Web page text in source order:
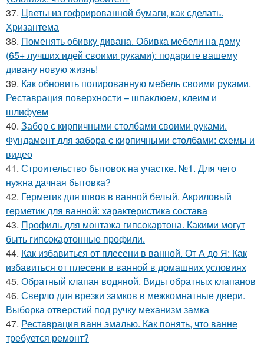
37. Цветы из гофрированной бумаги, как сделать.
Хризантема
38. Поменять обивку дивана. Обивка мебели на дому
(65+ лучших идей своими руками): подарите вашему
дивану новую жизнь!
39. Как обновить полированную мебель своими руками.
Реставрация поверхности – шпаклюем, клеим и
шлифуем
40. Забор с кирпичными столбами своими руками.
Фундамент для забора с кирпичными столбами: схемы и
видео
41. Строительство бытовок на участке. №1. Для чего
нужна дачная бытовка?
42. Герметик для швов в ванной белый. Акриловый
герметик для ванной: характеристика состава
43. Профиль для монтажа гипсокартона. Какими могут
быть гипсокартонные профили.
44. Как избавиться от плесени в ванной. От А до Я: Как
избавиться от плесени в ванной в домашних условиях
45. Обратный клапан водяной. Виды обратных клапанов
46. Сверло для врезки замков в межкомнатные двери.
Выборка отверстий под ручку механизм замка
47. Реставрация ванн эмалью. Как понять, что ванне
требуется ремонт?